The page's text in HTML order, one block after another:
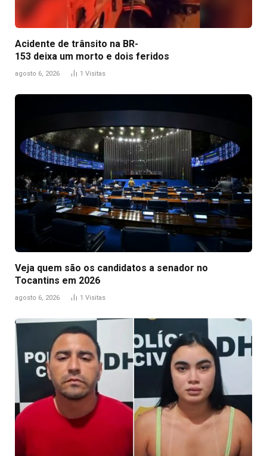
Acidente de trânsito na BR-
153 deixa um morto e dois feridos
agosto 6, 2026 1 Visitas
Veja quem são os candidatos a senador no
Tocantins em 2026
agosto 6, 2026 1 Visitas